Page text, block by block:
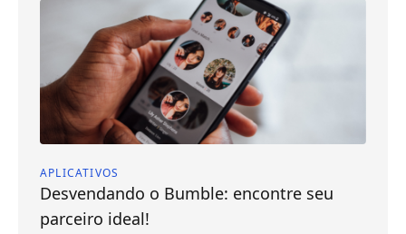
APLICATIVOS
Desvendando o Bumble: encontre seu
parceiro ideal!